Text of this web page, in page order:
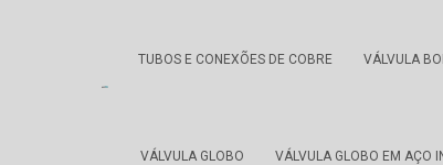
TUBOS E CONEXÕES DE COBRE VÁLVULA
VÁLVULA GLOBO VÁLVULA GLOBO EM AÇO